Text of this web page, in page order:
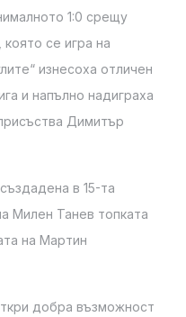
1:0 срещу
се игра на
изнесоха отличен
и напълно надиграха
Димитър
в 15-та
Милен Танев топката
на Мартин
добра възможност